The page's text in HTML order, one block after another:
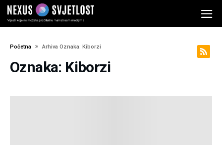
Početna Arhiva Oznaka: Kiborzi
Oznaka: Kiborzi